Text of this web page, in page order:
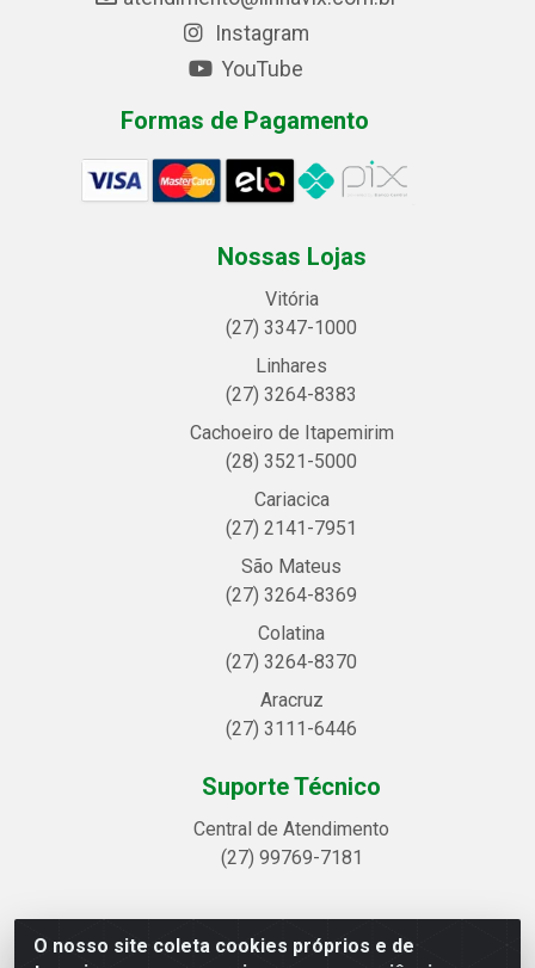
O nosso site coleta cookies próprios e de
Instagram
YouTube
Formas de Pagamento
Nossas Lojas
Vitória
(27) 3347-1000
Linhares
(27) 3264-8383
Cachoeiro de Itapemirim
(28) 3521-5000
Cariacica
(27) 2141-7951
São Mateus
(27) 3264-8369
Colatina
(27) 3264-8370
Aracruz
(27) 3111-6446
Suporte Técnico
Central de Atendimento
(27) 99769-7181
Linhavix Distribuidora LTDA - Avenida Alegre, 2521 -